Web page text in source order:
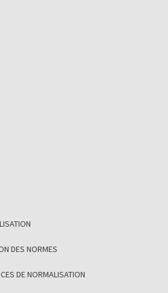
DES NORMES
DE NORMALISATION